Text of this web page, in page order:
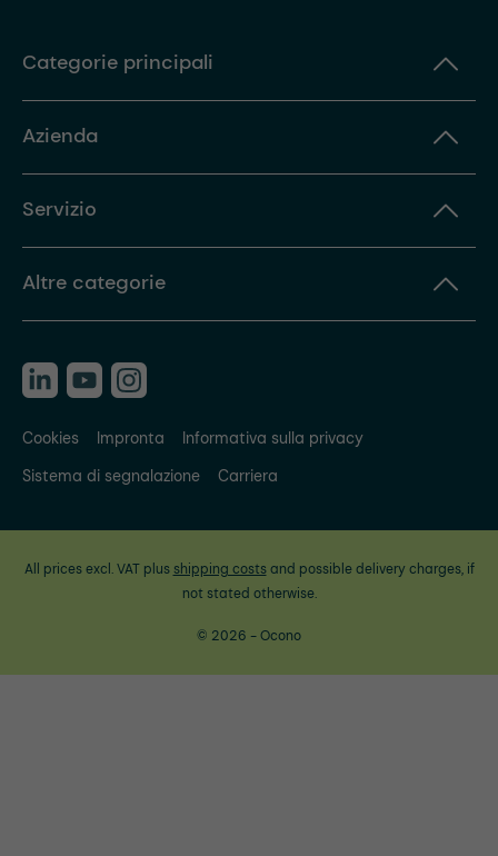
Categorie principali
Azienda
Servizio
Altre categorie
Cookies Impronta
Informativa sulla privacy
Sistema di segnalazione
Carriera
All prices excl. VAT plus shipping costsand possible delivery charges, if
not stated otherwise.
© 2026 - Ocono